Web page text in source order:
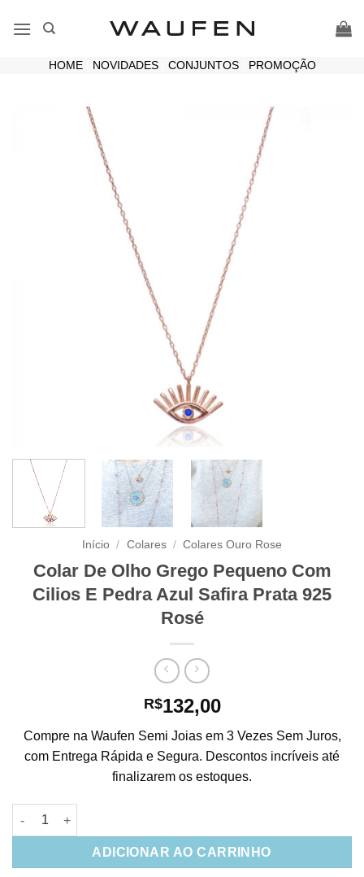
HOME| NOVIDADES| CONJUNTOS| PROMOÇÃO
Início / Colares / Colares Ouro Rose
Colar De Olho Grego Pequeno Com
Cilios E Pedra Azul Safira Prata 925
Rosé
R$132,00
Compre na Waufen Semi Joias em 3 Vezes Sem Juros,
com Entrega Rápida e Segura. Descontos incríveis até
finalizarem os estoques.
Colar De Olho Grego Pequeno Com Cilios E Pedra Azul Safira
ADICIONAR AO CARRINHO